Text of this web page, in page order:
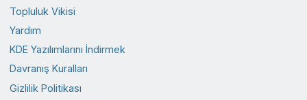
Topluluk Vikisi
Yardım
KDE Yazılımlarını İndirmek
Davranış Kuralları
Gizlilik Politikası